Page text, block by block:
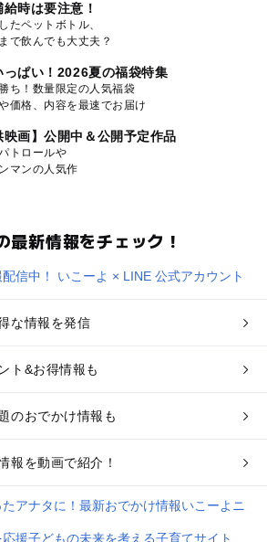
時は要注意！
たペットボトル、
で飲んでも大丈夫？
っぱい！2026夏の福袋特集
ち！数量限定の人気福袋
価格、内容を最速でお届け
映画】公開中＆公開予定作品
トロールや
マンの人気作
最新情報をチェック！
な情報を発信
ト&お得情報も
のおでかけ情報も
報を動画で紹介！